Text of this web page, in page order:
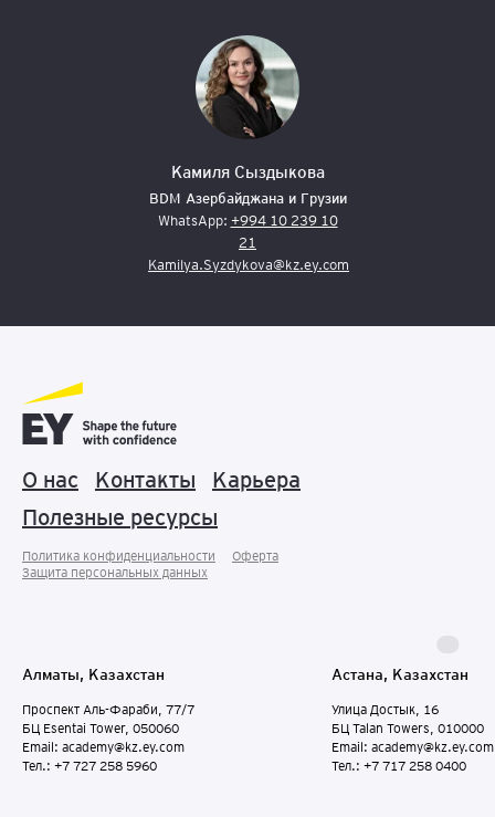
Камиля Сыздыкова
BDM Азербайджана и Грузии
WhatsApp: +994 10 239 10
21
Kamilya.Syzdykova@kz.ey.com
О нас Контакты
Карьера
Полезные ресурсы
Политика конфиденциальности
Оферта
Защита персональных данныx
Алматы, Казахстан
Проспект Аль-Фараби, 77/7
БЦ Esentai Tower, 050060
Email: academy@kz.ey.com
Тел.: +7 727 258 5960
Астана, Казахстан
Улица Достык, 16
БЦ Talan Towers, 010000
Email: academy@kz.ey.com
Тел.: +7 717 258 0400